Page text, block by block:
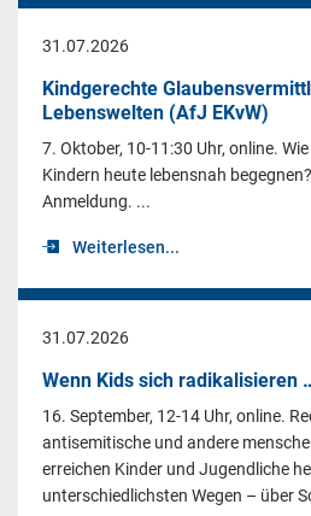
31.07.2026
Kindgerechte
Lebenswelten (AfJ EKvW)
7. Oktober, 10-11:30 Uhr, online.
Kindern heute lebensnah
Anmeldung. ...
Weiterlesen...
31.07.2026
Wenn Kids sich radikalisieren
16. September, 12-14 Uhr, online.
antisemitische und andere
erreichen Kinder und Jugendliche
unterschiedlichsten Wegen – über